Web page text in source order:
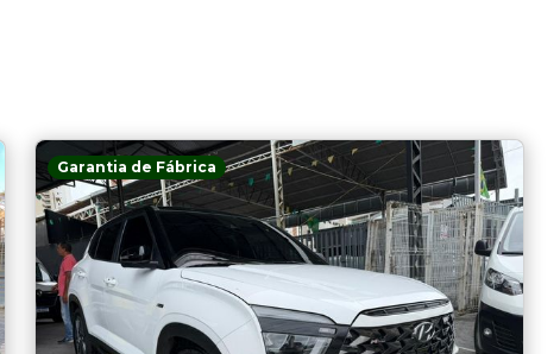
Garantia de Fábrica